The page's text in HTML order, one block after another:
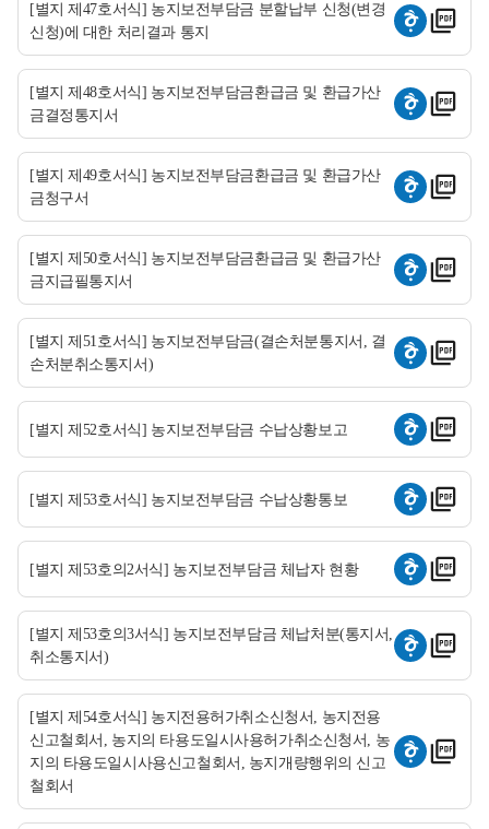
[별지 제47호서식] 농지보전부담금 분할납부 신청(변경
신청)에 대한 처리결과 통지
[별지 제48호서식] 농지보전부담금환급금 및 환급가산
금결정통지서
[별지 제49호서식] 농지보전부담금환급금 및 환급가산
금청구서
[별지 제50호서식] 농지보전부담금환급금 및 환급가산
금지급필통지서
[별지 제51호서식] 농지보전부담금(결손처분통지서, 결
손처분취소통지서)
[별지 제52호서식] 농지보전부담금 수납상황보고
[별지 제53호서식] 농지보전부담금 수납상황통보
[별지 제53호의2서식] 농지보전부담금 체납자 현황
[별지 제53호의3서식] 농지보전부담금 체납처분(통지서,
취소통지서)
[별지 제54호서식] 농지전용허가취소신청서, 농지전용
신고철회서, 농지의 타용도일시사용허가취소신청서, 농
지의 타용도일시사용신고철회서, 농지개량행위의 신고
철회서